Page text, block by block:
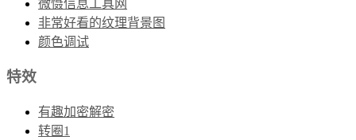
微慑信息工具网
非常好看的纹理背景图
颜色调试
特效
有趣加密解密
转圈1